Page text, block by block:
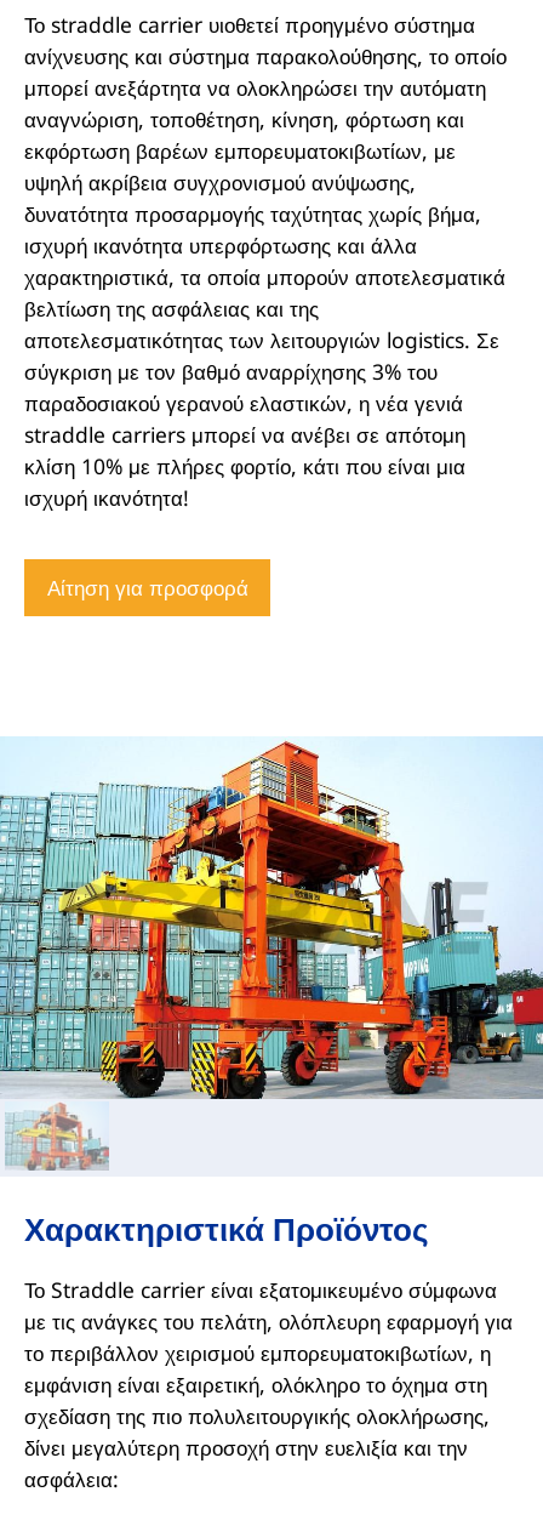
Το straddle carrier υιοθετεί προηγμένο σύστημα
ανίχνευσης και σύστημα παρακολούθησης, το οποίο
μπορεί ανεξάρτητα να ολοκληρώσει την αυτόματη
αναγνώριση, τοποθέτηση, κίνηση, φόρτωση και
εκφόρτωση βαρέων εμπορευματοκιβωτίων, με
υψηλή ακρίβεια συγχρονισμού ανύψωσης,
δυνατότητα προσαρμογής ταχύτητας χωρίς βήμα,
ισχυρή ικανότητα υπερφόρτωσης και άλλα
χαρακτηριστικά, τα οποία μπορούν αποτελεσματικά
βελτίωση της ασφάλειας και της
αποτελεσματικότητας των λειτουργιών logistics. Σε
σύγκριση με τον βαθμό αναρρίχησης 3% του
παραδοσιακού γερανού ελαστικών, η νέα γενιά
straddle carriers μπορεί να ανέβει σε απότομη
κλίση 10% με πλήρες φορτίο, κάτι που είναι μια
ισχυρή ικανότητα!
Αίτηση για προσφορά
Χαρακτηριστικά Προϊόντος
Το Straddle carrier είναι εξατομικευμένο σύμφωνα
με τις ανάγκες του πελάτη, ολόπλευρη εφαρμογή για
το περιβάλλον χειρισμού εμπορευματοκιβωτίων, η
εμφάνιση είναι εξαιρετική, ολόκληρο το όχημα στη
σχεδίαση της πιο πολυλειτουργικής ολοκλήρωσης,
δίνει μεγαλύτερη προσοχή στην ευελιξία και την
ασφάλεια: